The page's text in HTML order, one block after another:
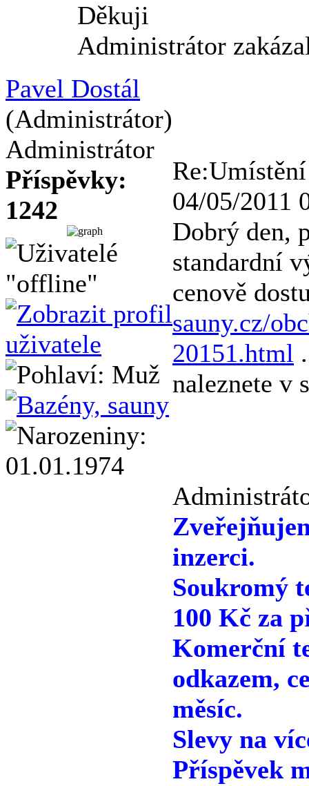
Děkuji
Administrátor
Pavel Dostál
(Administrátor)
Administrátor
Příspěvky:
1242
04/05/2011
Dobrý den,
standardní
cenově
sauny.cz/
20151.html
naleznete v
inzerci.
Soukromý
100 Kč za
Komerční
odkazem,
měsíc.
Slevy na
Příspěvek